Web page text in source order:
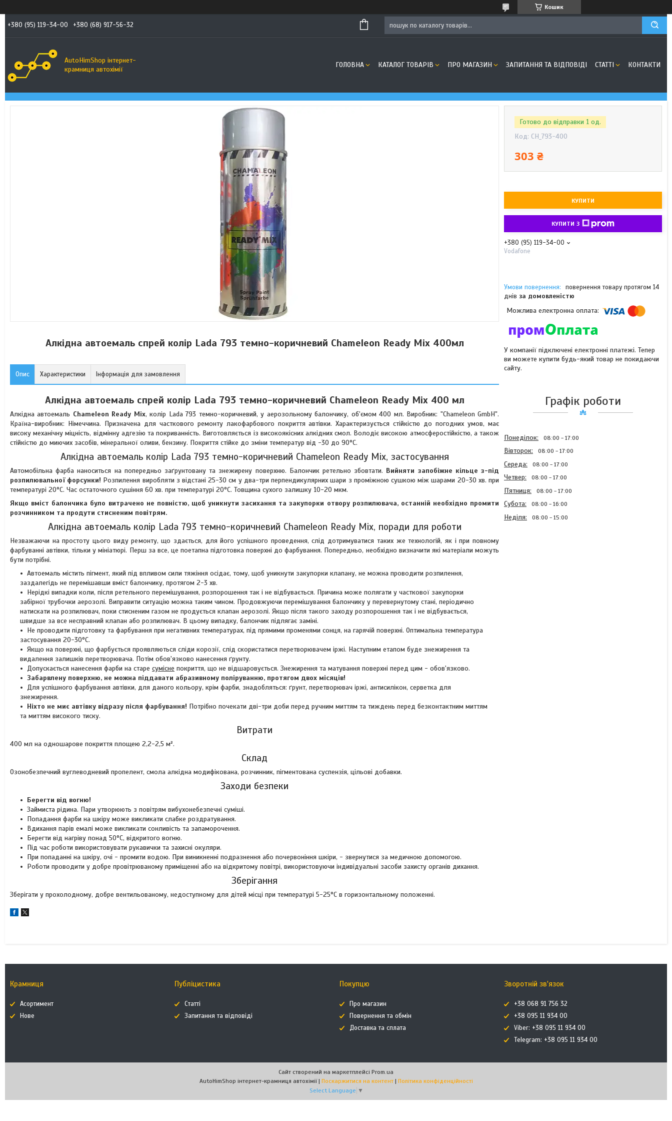
Кошик
+380 (95) 119-34-00 +380 (68) 917-56-32
AutoHimShop інтернет-
крамниця автохімії
ГОЛОВНА КАТАЛОГ ТОВАРІВ ПРО МАГАЗИН ЗАПИТАННЯ ТА ВІДПОВІДІ СТАТТІ КОНТАКТИ
Алкідна автоемаль спрей колір Lada 793 темно-коричневий Chameleon Ready Mix 400мл
Опис Характеристики Інформація для замовлення
Алкідна автоемаль спрей колір Lada 793 темно-коричневий Chameleon Ready Mix 400 мл
Алкідна автоемаль Chameleon Ready Mix, колір Lada 793 темно-коричневий, у аерозольному балончику, об'ємом 400 мл. Виробник: "Chameleon GmbH".
Країна-виробник: Німеччина. Призначена для часткового ремонту лакофарбового покриття автівки. Характеризується стійкістю до погодних умов, має
високу механічну міцність, відмінну адгезію та покриванність. Виготовляється із високоякісних алкідних смол. Володіє високою атмосферостійкістю, а також
стійкістю до миючих засобів, мінеральної оливи, бензину. Покриття стійке до зміни температур від -30 до 90°C.
Алкідна автоемаль колір Lada 793 темно-коричневий Chameleon Ready Mix, застосування
Автомобільна фарба наноситься на попередньо заґрунтовану та знежирену поверхню. Балончик ретельно збовтати. Вийняти запобіжне кільце з-під
розпилювальної форсунки! Розпилення виробляти з відстані 25-30 см у два-три перпендикулярних шари з проміжною сушкою між шарами 20-30 хв. при
температурі 20°C. Час остаточного сушіння 60 хв. при температурі 20°C. Товщина сухого залишку 10-20 мкм.
Якщо вміст балончика було витрачено не повністю, щоб уникнути засихання та закупорки отвору розпилювача, останній необхідно промити
розчинником та продути стисненим повітрям.
Алкідна автоемаль колір Lada 793 темно-коричневий Chameleon Ready Mix, поради для роботи
Незважаючи на простоту цього виду ремонту, що здається, для його успішного проведення, слід дотримуватися таких же технологій, як і при повному
фарбуванні автівки, тільки у мініатюрі. Перш за все, це поетапна підготовка поверхні до фарбування. Попередньо, необхідно визначити які матеріали можуть
бути потрібні.
Автоемаль містить пігмент, який під впливом сили тяжіння осідає, тому, щоб уникнути закупорки клапану, не можна проводити розпилення,
заздалегідь не перемішавши вміст балончику, протягом 2-3 хв.
Нерідкі випадки коли, після ретельного перемішування, розпорошення так і не відбувається. Причина може полягати у часткової закупорки
забірної трубочки аерозолі. Виправити ситуацію можна таким чином. Продовжуючи перемішування балончику у перевернутому стані, періодично
натискати на розпилювач, поки стисненим газом не продується клапан аерозолі. Якщо після такого заходу розпорошення так і не відбувається,
швидше за все несправний клапан або розпилювач. В цьому випадку, балончик підлягає заміні.
Не проводити підготовку та фарбування при негативних температурах, під прямими променями сонця, на гарячій поверхні. Оптимальна температура
застосування 20-30°C.
Якщо на поверхні, що фарбується проявляються сліди корозії, слід скористатися перетворювачем іржі. Наступним етапом буде знежирення та
видалення залишків перетворювача. Потім обов'язково нанесення ґрунту.
Допускається нанесення фарби на старе сумісне покриття, що не відшаровується. Знежирення та матування поверхні перед цим - обов'язково.
Забарвлену поверхню, не можна піддавати абразивному поліруванню, протягом двох місяців!
Для успішного фарбування автівки, для даного кольору, крім фарби, знадобляться: ґрунт, перетворювач іржі, антисилікон, серветка для
знежирення.
Ніхто не миє автівку відразу після фарбування! Потрібно почекати дві-три доби перед ручним миттям та тиждень перед безконтактним миттям
та миттям високого тиску.
Витрати
400 мл на одношарове покриття площею 2,2-2,5 м².
Склад
Озонобезпечний вуглеводневий пропелент, смола алкідна модифікована, розчинник, пігментована суспензія, цільові добавки.
Заходи безпеки
Берегти від вогню!
Займиста рідина. Пари утворюють з повітрям вибухонебезпечні суміші.
Попадання фарби на шкіру може викликати слабке роздратування.
Вдихання парів емалі може викликати сонливість та запаморочення.
Берегти від нагріву понад 50°C, відкритого вогню.
Під час роботи використовувати рукавички та захисні окуляри.
При попаданні на шкіру, очі - промити водою. При виникненні подразнення або почервоніння шкіри, - звернутися за медичною допомогою.
Роботи проводити у добре провітрюваному приміщенні або на відкритому повітрі, використовуючи індивідуальні засоби захисту органів дихання.
Зберігання
Зберігати у прохолодному, добре вентильованому, недоступному для дітей місці при температурі 5-25°C в горизонтальному положенні.
Готово до відправки 1 од.
Код: CH_793-400
303 ₴
КУПИТИ
КУПИТИ З
+380 (95) 119-34-00
Vodafone
повернення товару протягом 14
днів за домовленістю
У компанії підключені електронні платежі. Тепер
ви можете купити будь-який товар не покидаючи
сайту.
Графік роботи
Понеділок 08:00 17:00
Вівторок 08:00 17:00
Середа 08:00 17:00
Четвер 08:00 17:00
Пʼятниця 08:00 17:00
Субота 08:00 16:00
Неділя 08:00 15:00
Крамниця
Асортимент
Нове
Публіцистика
Статті
Запитання та відповіді
Покупцю
Про магазин
Повернення та обмін
Доставка та сплата
Зворотній зв'язок
+38 068 91 756 32
+38 095 11 934 00
Viber: +38 095 11 934 00
Telegram: +38 095 11 934 00
Сайт створений на маркетплейсі Prom.ua
AutoHimShop інтернет-крамниця автохімії | Поскаржитися на контент | Політика конфіденційності
Select Language ▼